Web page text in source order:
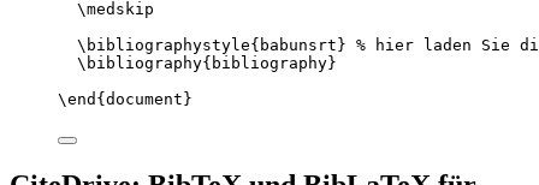
\medskip
\bibliographystyle{babunsrt} % hier laden Sie
\bibliography{bibliography}
\end { document }